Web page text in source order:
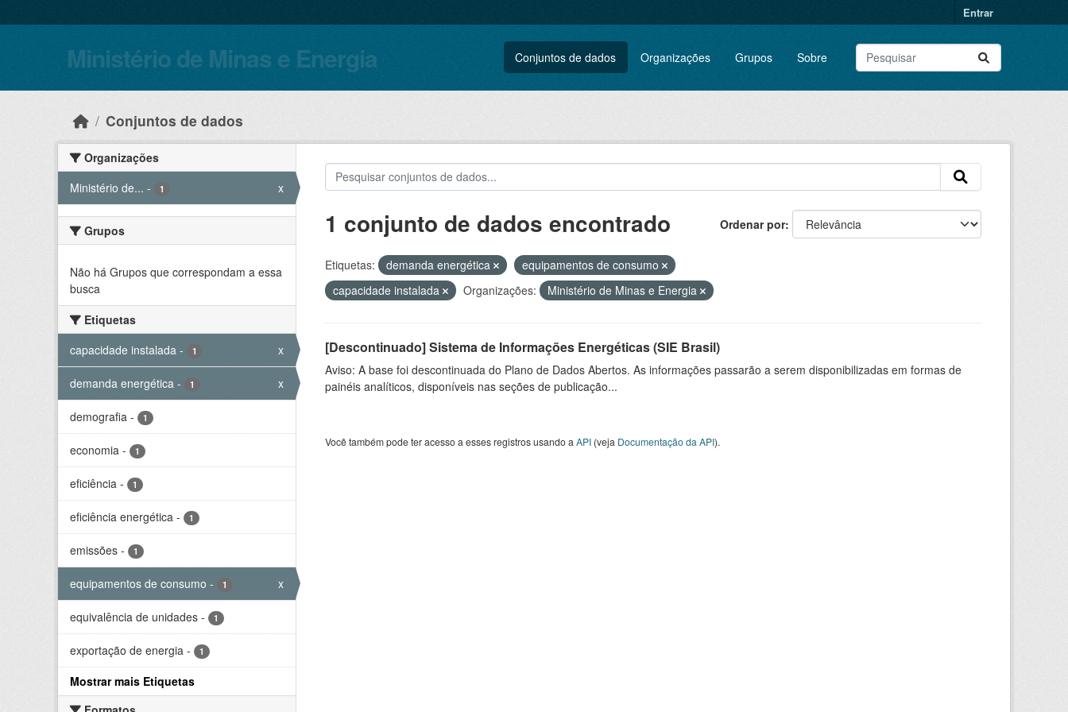
Entrar
Ministério de Minas e Energia Conjuntos de dados Organizações Grupos Sobre
Conjuntos de dados
Organizações
Ministério de... - 1 x
Grupos
Não há Grupos que correspondam a essa
busca
Etiquetas
capacidade instalada - 1 x
demanda energética - 1 x
demografia - 1
economia - 1
eficiência - 1
eficiência energética - 1
emissões - 1
equipamentos de consumo - 1 x
equivalência de unidades - 1
exportação de energia - 1
Mostrar mais Etiquetas
Ordenar por
1 conjunto de dados encontrado
Etiquetas: demanda energética
equipamentos de consumo
capacidade instalada
Organizações: Ministério de Minas e Energia
[Descontinuado] Sistema de Informações Energéticas (SIE Brasil)
Aviso: A base foi descontinuada do Plano de Dados Abertos. As informações passarão a serem disponibilizadas em formas de
painéis analíticos, disponíveis nas seções de publicação...
Você também pode ter acesso a esses registros usando a API(veja Documentação da API).